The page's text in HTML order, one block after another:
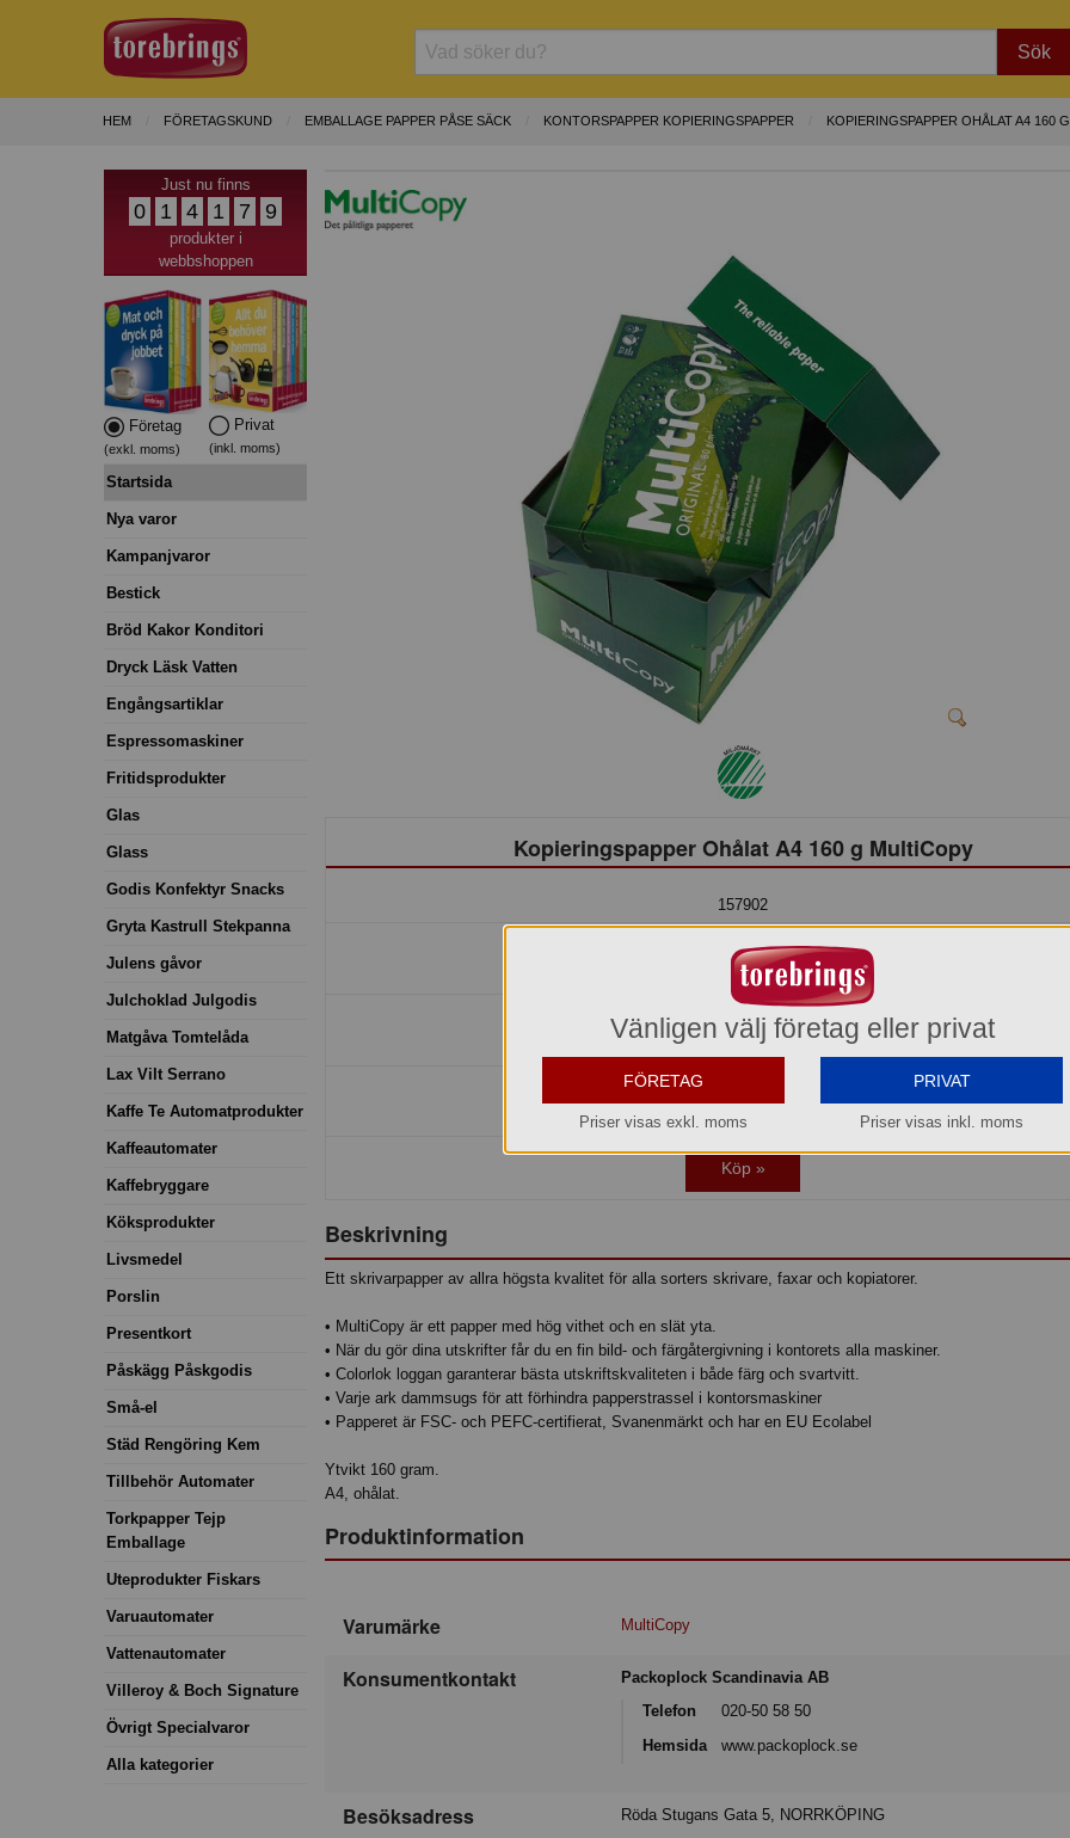
Sök
HEM FÖRETAGSKUND EMBALLAGE PAPPER PÅSE SÄCK KONTORSPAPPER KOPIERINGSPAPPER KOPIERINGSPAPPER OHÅLAT A4 160
Just nu finns
0 1 4 1 7 9
produkter i
webbshoppen
Företag
(exkl. moms)
Privat
(inkl. moms)
Startsida
Nya varor
Kampanjvaror
Bestick
Bröd Kakor Konditori
Dryck Läsk Vatten
Engångsartiklar
Espressomaskiner
Fritidsprodukter
Glas
Glass
Godis Konfektyr Snacks
Gryta Kastrull Stekpanna
Julens gåvor
Julchoklad Julgodis
Matgåva Tomtelåda
Lax Vilt Serrano
Kaffe Te Automatprodukter
Kaffeautomater
Kaffebryggare
Köksprodukter
Livsmedel
Porslin
Presentkort
Påskägg Påskgodis
Små-el
Städ Rengöring Kem
Tillbehör Automater
Torkpapper Tejp
Emballage
Uteprodukter Fiskars
Varuautomater
Vattenautomater
Villeroy & Boch Signature
Övrigt Specialvaror
Alla kategorier
Kopieringspapper Ohålat A4 160 g MultiCopy
157902
93,70 kr
Del av förpackning =250 st
468,50 kr
Hel förpackning =5*250 st
Jmf.pris:
Lager: 6 del av förp.
Köp »
Beskrivning
Ett skrivarpapper av allra högsta kvalitet för alla sorters skrivare, faxar och kopiatorer.
• MultiCopy är ett papper med hög vithet och en slät yta.
• När du gör dina utskrifter får du en fin bild- och färgåtergivning i kontorets alla maskiner.
• Colorlok loggan garanterar bästa utskriftskvaliteten i både färg och svartvitt.
• Varje ark dammsugs för att förhindra papperstrassel i kontorsmaskiner
• Papperet är FSC- och PEFC-certifierat, Svanenmärkt och har en EU Ecolabel
Ytvikt 160 gram.
A4, ohålat.
Produktinformation
Varumärke MultiCopy
Konsumentkontakt
Packoplock Scandinavia AB
Telefon
020-50 58 50
Hemsida
www.packoplock.se
Besöksadress Röda Stugans Gata 5, NORRKÖPING
Vänligen välj företag eller privat
FÖRETAG
Priser visas exkl. moms
PRIVAT
Priser visas inkl. moms